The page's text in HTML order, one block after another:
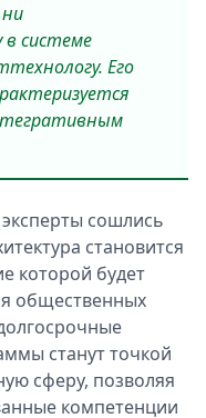
в системе
Его
сошлись
становится
которой будет
общественных
станут точкой
сферу, позволяя
компетенции